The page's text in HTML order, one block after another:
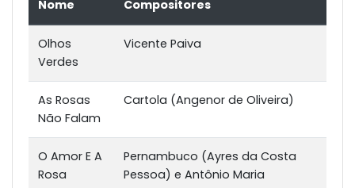
Nome Compositores
Olhos
Verdes
Vicente Paiva
As Rosas
Não Falam
Cartola (Angenor de Oliveira)
O Amor E A
Rosa
Pernambuco (Ayres da Costa
Pessoa) e Antônio Maria